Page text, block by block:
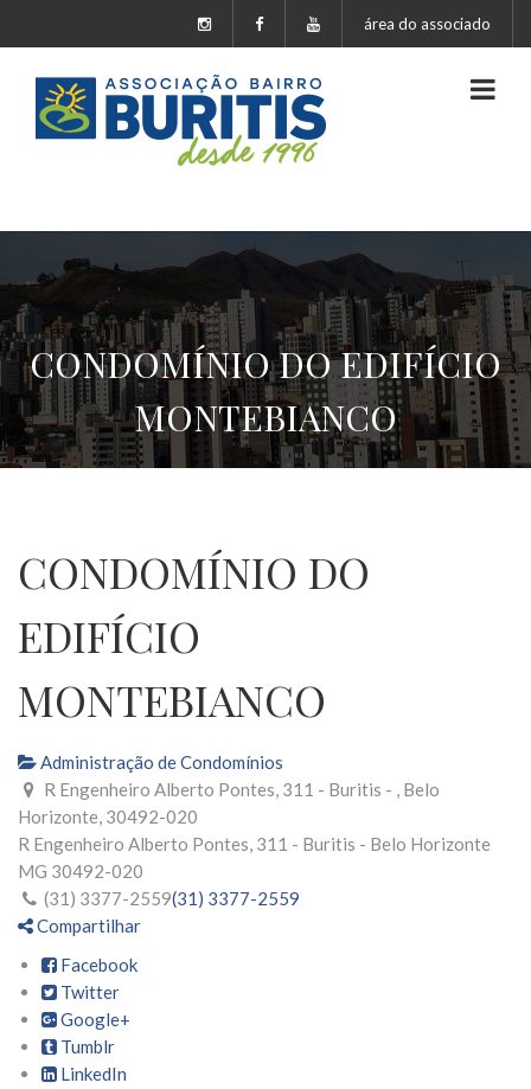
área do associado
CONDOMÍNIO DO EDIFÍCIO
MONTEBIANCO
CONDOMÍNIO DO
EDIFÍCIO
MONTEBIANCO
Administração de Condomínios
R Engenheiro Alberto Pontes, 311 - Buritis - , Belo
Horizonte, 30492-020
R Engenheiro Alberto Pontes, 311 - Buritis - Belo Horizonte
MG 30492-020
(31) 3377-2559(31) 3377-2559
Compartilhar
Facebook
Twitter
Google+
Tumblr
LinkedIn